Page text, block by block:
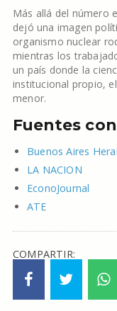
Más allá del número
dejó una imagen
organismo nuclear
mientras los
un país donde la
institucional propio,
menor.
Fuentes
Buenos Aires
LA NACION
EconoJournal
ATE
COMPARTIR: